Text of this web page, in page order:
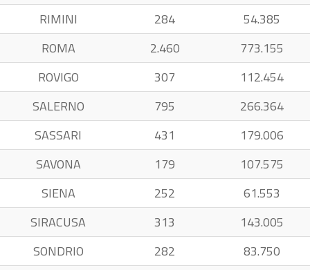
RIMINI
284
54.385
ROMA
2.460
773.155
ROVIGO
307
112.454
SALERNO
795
266.364
SASSARI
431
179.006
SAVONA
179
107.575
SIENA
252
61.553
SIRACUSA
313
143.005
SONDRIO
282
83.750